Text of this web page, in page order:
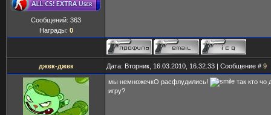
Сообщений: 363
Награды: 0
джек-джек Дата: Вторник, 16.03.2010, 16.32.33 | Сообщение # 9
мы немножечкО расфлудились!
так кто чо
игру?